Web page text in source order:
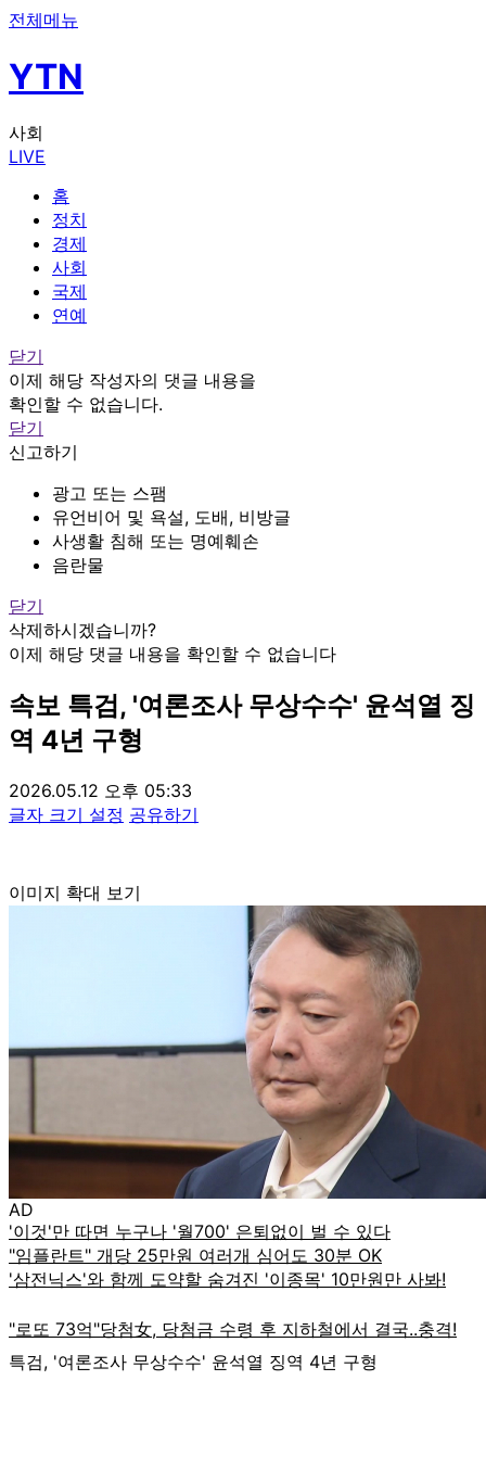
전체메뉴
YTN
사회
LIVE
홈
정치
경제
사회
국제
연예
닫기
이제 해당 작성자의 댓글 내용을
확인할 수 없습니다.
닫기
신고하기
광고 또는 스팸
유언비어 및 욕설, 도배, 비방글
사생활 침해 또는 명예훼손
음란물
닫기
삭제하시겠습니까?
이제 해당 댓글 내용을 확인할 수 없습니다
속보 특검, '여론조사 무상수수' 윤석열 징
역 4년 구형
2026.05.12 오후 05:33
글자 크기 설정 공유하기
이미지 확대 보기
AD
특검, '여론조사 무상수수' 윤석열 징역 4년 구형